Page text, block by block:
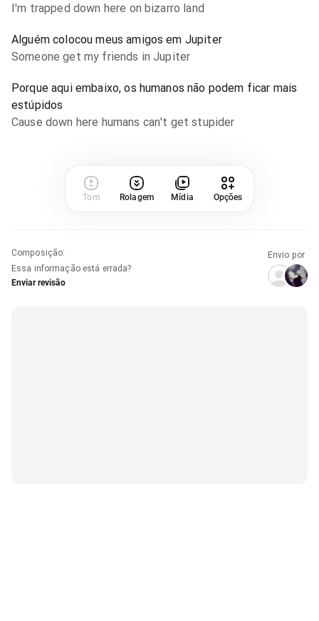
I'm trapped down here on bizarro land
Alguém colocou meus amigos em Jupiter
Someone get my friends in Jupiter
Porque aqui embaixo, os humanos não podem ficar mais
estúpidos
Cause down here humans can't get stupider
Tom Rolagem Mídia Opções
Composição:
Essa informação está errada?
Enviar revisão
Envio por